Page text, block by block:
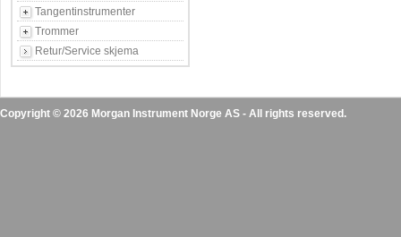
Tangentinstrumenter
Trommer
Retur/Service skjema
Copyright © 2026 Morgan Instrument Norge AS - All rights reserved.